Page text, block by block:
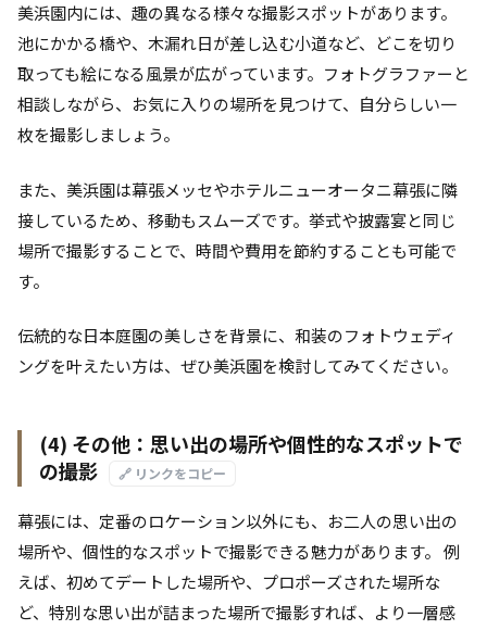
美浜園内には、趣の異なる様々な撮影スポットがあります。
池にかかる橋や、木漏れ日が差し込む小道など、どこを切り
取っても絵になる風景が広がっています。フォトグラファーと
相談しながら、お気に入りの場所を見つけて、自分らしい一
枚を撮影しましょう。
また、美浜園は幕張メッセやホテルニューオータニ幕張に隣
接しているため、移動もスムーズです。挙式や披露宴と同じ
場所で撮影することで、時間や費用を節約することも可能で
す。
伝統的な日本庭園の美しさを背景に、和装のフォトウェディ
ングを叶えたい方は、ぜひ美浜園を検討してみてください。
(4) その他：思い出の場所や個性的なスポットで
の撮影
🔗 リンクをコピー
幕張には、定番のロケーション以外にも、お二人の思い出の
場所や、個性的なスポットで撮影できる魅力があります。 例
えば、初めてデートした場所や、プロポーズされた場所な
ど、特別な思い出が詰まった場所で撮影すれば、より一層感